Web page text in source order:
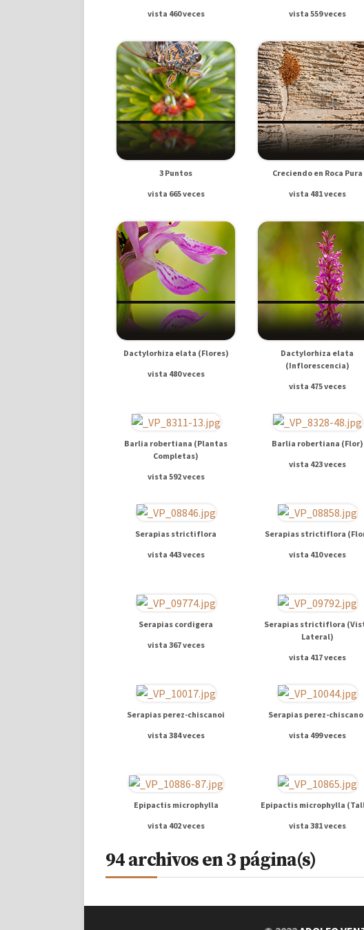
vista 460 veces
vista 559 veces
3 Puntos
vista 665 veces
Creciendo en Roca Pura
vista 481 veces
Dactylorhiza elata (Flores)
vista 480 veces
Dactylorhiza elata
(Inflorescencia)
vista 475 veces
Barlia robertiana (Plantas
Completas)
vista 592 veces
Barlia robertiana (Flor)
vista 423 veces
Serapias strictiflora
vista 443 veces
Serapias strictiflora
vista 410 veces
Serapias cordigera
vista 367 veces
Serapias strictiflora
Lateral)
vista 417 veces
Serapias perez-chiscanoi
vista 384 veces
Serapias perez-
vista 499 veces
Epipactis microphylla
vista 402 veces
Epipactis microphylla
vista 381 veces
94 archivos en 3 página(s)